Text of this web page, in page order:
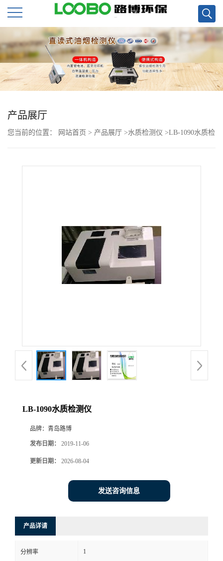
公
司
首
页
公
品
厅
产品展厅
您当前的位置： 网站首页 > 产品展厅 >水质检测仪 >LB-1090水质检
LB-1090水质检测仪
品牌： 青岛路博
发布日期： 2019-11-06
更新日期： 2026-08-04
发送咨询信息
产品详请
分辨率 1